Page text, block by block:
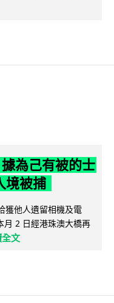
為己有被的士
境被捕
獲他人遺留相機及電
月 2 日經港珠澳大橋再
文